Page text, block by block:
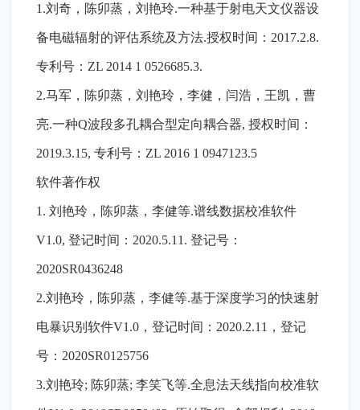
1.刘奇，陈卯蒸，刘艳玲.一种基于射电天文仪器设
备电磁辐射的评估系统及方法.授权时间：2017.2.8.
专利号：ZL 2014 1 0526685.3.
2.马军，陈卯蒸，刘艳玲，李健，闫浩，王凯，曹
亮.一种Q波段多孔耦合型定向耦合器, 授权时间：
2019.3.15, 专利号：ZL 2016 1 0947123.5
软件著作权
1. 刘艳玲，陈卯蒸，李健等.谱线数据校准软件
V1.0, 登记时间：2020.5.11. 登记号：
2020SR0436248
2.刘艳玲，陈卯蒸，李健等.基于深度学习的快速射
电暴识别软件V1.0，登记时间：2020.2.11，登记
号：2020SR0125756
3.刘艳玲; 陈卯蒸; 李笑飞等.全息法天线指向校准软